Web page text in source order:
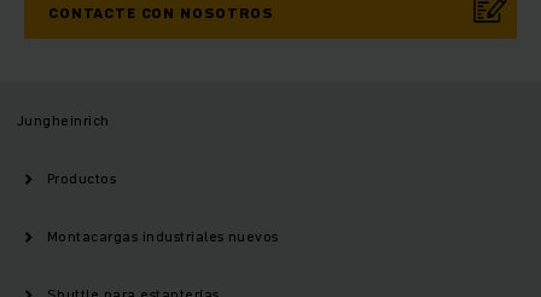
CONTACTE CON NOSOTROS
Jungheinrich
Productos
Montacargas industriales nuevos